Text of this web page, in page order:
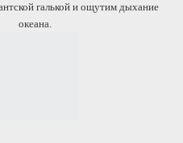
галькой и ощутим дыхание
океана.